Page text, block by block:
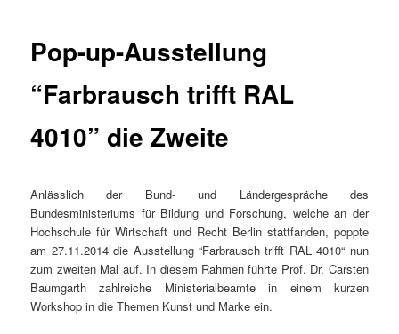
Pop-up-Ausstellung
“Farbrausch trifft RAL
4010” die Zweite
Anlässlich der Bund- und Ländergespräche des
Bundesministeriums für Bildung und Forschung, welche an der
Hochschule für Wirtschaft und Recht Berlin stattfanden, poppte
am 27.11.2014 die Ausstellung “Farbrausch trifft RAL 4010“ nun
zum zweiten Mal auf. In diesem Rahmen führte Prof. Dr. Carsten
Baumgarth zahlreiche Ministerialbeamte in einem kurzen
Workshop in die Themen Kunst und Marke ein.